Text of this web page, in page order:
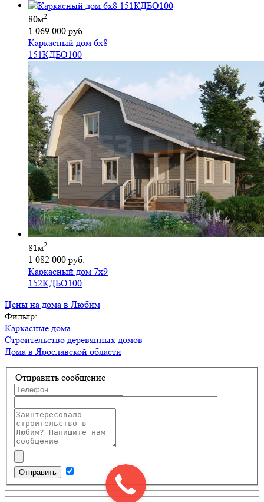
80м2
1 069 000 руб.
Каркасный дом 6х8
151КДБО100
81м2
1 082 000 руб.
Каркасный дом 7х9
152КДБО100
Цены на дома в Любим
Фильтр:
Каркасные дома
Строительство деревянных домов
Дома в Ярославской области
Отправить сообщение
Отправить